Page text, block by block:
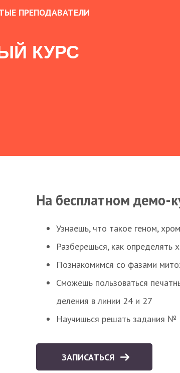
ПРЕПОДАВАТЕЛИ
КУРС
На бесплатном демо-
Узнаешь, что такое геном,
Разберешься, как
Познакомимся со фазами
Сможешь пользоваться
деления в линии 24 и 27
Научишься решать задания №
ЗАПИСАТЬСЯ